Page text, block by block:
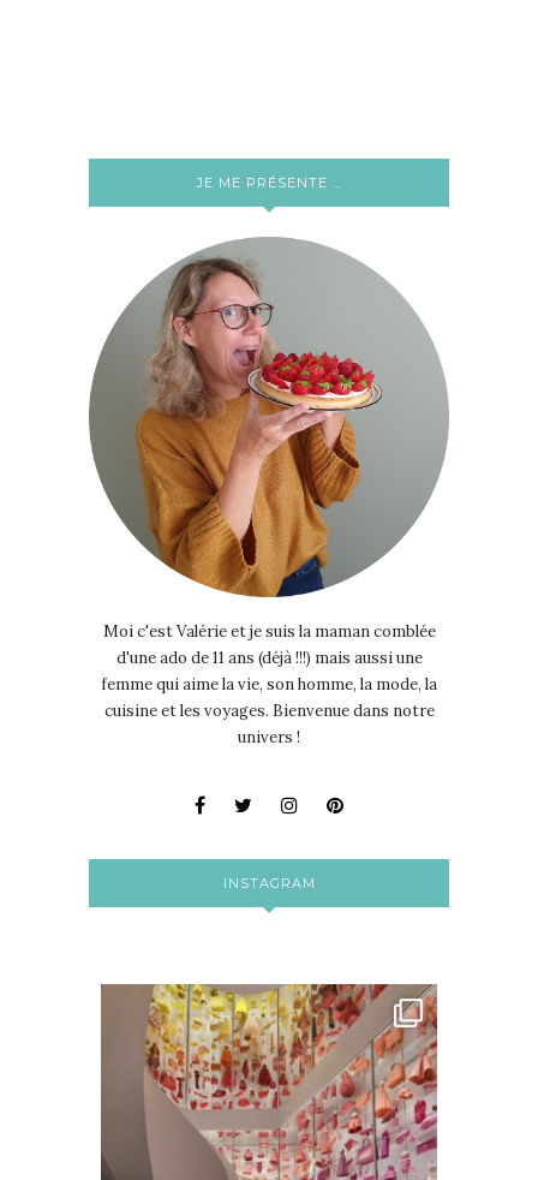
JE ME PRÉSENTE …
Moi c'est Valérie et je suis la maman comblée
d'une ado de 11 ans (déjà !!!) mais aussi une
femme qui aime la vie, son homme, la mode, la
cuisine et les voyages. Bienvenue dans notre
univers !
INSTAGRAM